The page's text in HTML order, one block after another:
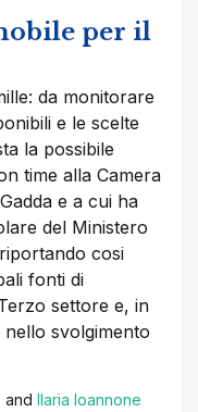
per il
da monitorare
e le scelte
la possibile
time alla Camera
e a cui ha
del Ministero
cosi
fonti di
settore e, in
svolgimento
and Ilaria Ioannone